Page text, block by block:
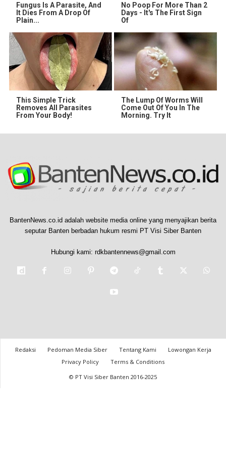
Fungus Is A Parasite, And
It Dies From A Drop Of
Plain...
No Poop For More Than 2
Days - It's The First Sign
Of
This Simple Trick
Removes All Parasites
From Your Body!
The Lump Of Worms Will
Come Out Of You In The
Morning. Try It
BantenNews.co.id adalah website media online yang menyajikan berita
seputar Banten berbadan hukum resmi PT Visi Siber Banten
Hubungi kami: rdkbantennews@gmail.com
Redaksi Pedoman Media Siber Tentang Kami
Lowongan Kerja
Privacy Policy
Terms & Conditions
© PT Visi Siber Banten 2016-2025